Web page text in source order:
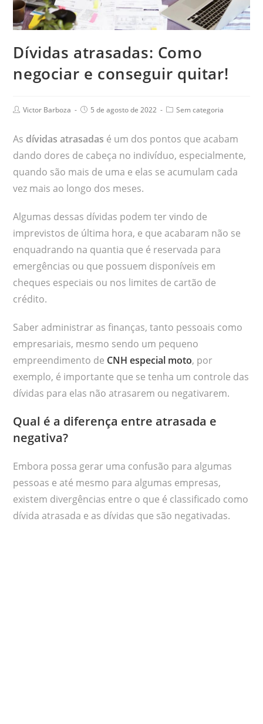
Dívidas atrasadas: Como
negociar e conseguir quitar!
Victor Barboza 5 de agosto de 2022 Sem categoria
As dívidas atrasadas é um dos pontos que acabam
dando dores de cabeça no indivíduo, especialmente,
quando são mais de uma e elas se acumulam cada
vez mais ao longo dos meses.
Algumas dessas dívidas podem ter vindo de
imprevistos de última hora, e que acabaram não se
enquadrando na quantia que é reservada para
emergências ou que possuem disponíveis em
cheques especiais ou nos limites de cartão de
crédito.
Saber administrar as finanças, tanto pessoais como
empresariais, mesmo sendo um pequeno
empreendimento de CNH especial moto, por
exemplo, é importante que se tenha um controle das
dívidas para elas não atrasarem ou negativarem.
Qual é a diferença entre atrasada e
negativa?
Embora possa gerar uma confusão para algumas
pessoas e até mesmo para algumas empresas,
existem divergências entre o que é classificado como
dívida atrasada e as dívidas que são negativadas.